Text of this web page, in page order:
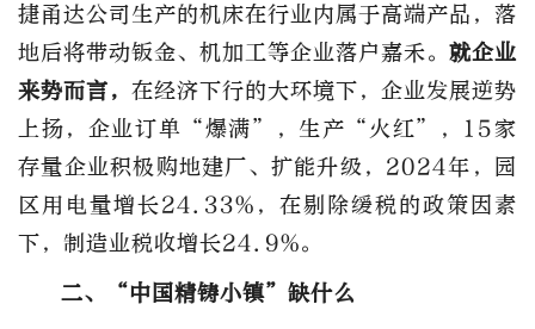
捷甬达公司生产的机床在行业内属于高端产品，落
地后将带动钣金、机加工等企业落户嘉禾。 就企业
来势而言， 在经济下行的大环境下，企业发展逆势
上扬，企业订单“爆满”，生产“火红”，15家
存量企业积极购地建厂、扩能升级，2024年，园
区用电量增长24.33%，在剔除缓税的政策因素
下，制造业税收增长24.9%。
二、“中国精铸小镇”缺什么